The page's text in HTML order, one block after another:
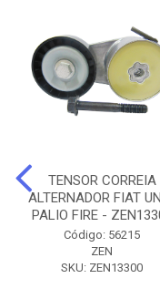
TENSOR CORREIA
ALTERNADOR FIAT
PALIO FIRE -
Código: 56215
ZEN
SKU: ZEN13300